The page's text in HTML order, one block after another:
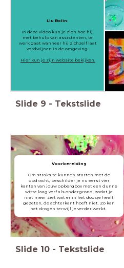
Liu Bolin:
In deze video kun je zien hoe hij,
met behulp van assistenten, te
werk gaat wanneer hij zichzelf laat
verdwijnen in de omgeving.
Hier kun je zijn website bekijken.
Slide 9 - Tekstslide
Voorbereiding
Om straks te kunnen starten met de
opdracht, beschilder je nu eerst vier
kanten van jouw opbergbox met een dunne
witte laag verf als ondergrond, zodat je
niet meer ziet wat er in het doosje heeft
gezeten, de achterkant hoeft niet. Zo kan
het drogen terwijl je verder werkt.
Slide 10 - Tekstslide